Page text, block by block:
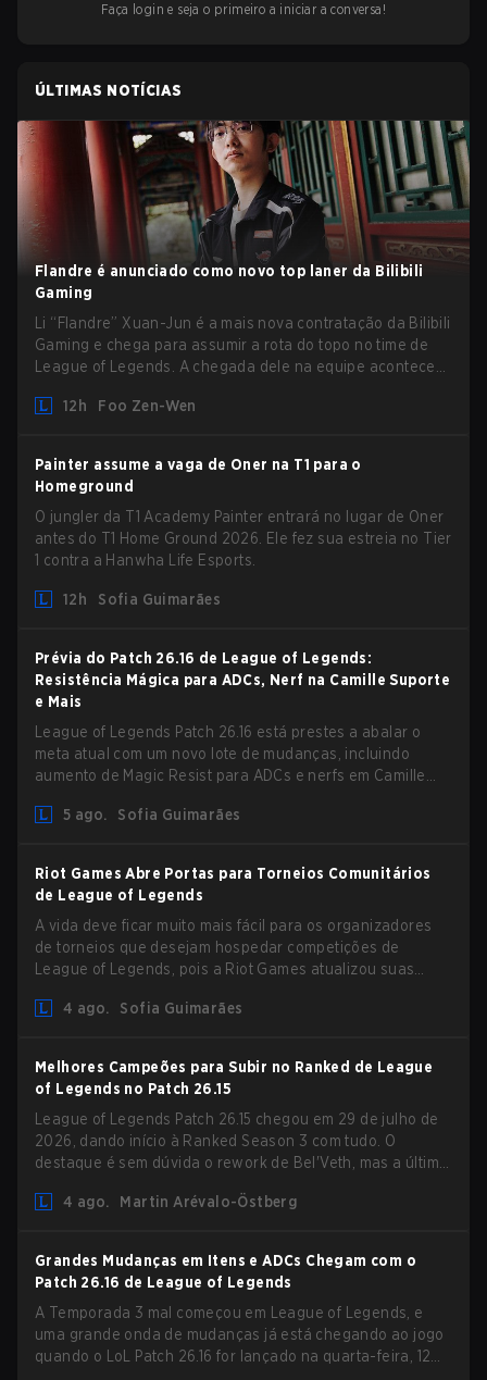
Faça login e seja o primeiro a iniciar a conversa!
ÚLTIMAS NOTÍCIAS
Flandre é anunciado como novo top laner da Bilibili
Gaming
Li “Flandre” Xuan-Jun é a mais nova contratação da Bilibili
Gaming e chega para assumir a rota do topo no time de
League of Legends. A chegada dele na equipe acontece
passado, quando Chen “Bin” Zen-bin avisou que faria
12h Foo Zen-Wen
Painter assume a vaga de Oner na T1 para o
Homeground
O jungler da T1 Academy Painter entrará no lugar de Oner
antes do T1 Home Ground 2026. Ele fez sua estreia no Tier
1 contra a Hanwha Life Esports.
12h Sofia Guimarães
Prévia do Patch 26.16 de League of Legends:
Resistência Mágica para ADCs, Nerf na Camille Suporte
e Mais
League of Legends Patch 26.16 está prestes a abalar o
meta atual com um novo lote de mudanças, incluindo
aumento de Magic Resist para ADCs e nerfs em Camille
5 ago.
Sofia Guimarães
Riot Games Abre Portas para Torneios Comunitários
de League of Legends
A vida deve ficar muito mais fácil para os organizadores
de torneios que desejam hospedar competições de
League of Legends, pois a Riot Games atualizou suas
removem várias restrições desatualizadas.
4 ago. Sofia Guimarães
Melhores Campeões para Subir no Ranked de League
of Legends no Patch 26.15
League of Legends Patch 26.15 chegou em 29 de julho de
2026, dando início à Ranked Season 3 com tudo. O
destaque é sem dúvida o rework de Bel'Veth, mas a última
necessárias em picks que estavam overperforming. Com
26.15.
4 ago. Martin Arévalo-Östberg
Grandes Mudanças em Itens e ADCs Chegam com o
Patch 26.16 de League of Legends
A Temporada 3 mal começou em League of Legends, e
uma grande onda de mudanças já está chegando ao jogo
quando o LoL Patch 26.16 for lançado na quarta-feira, 12